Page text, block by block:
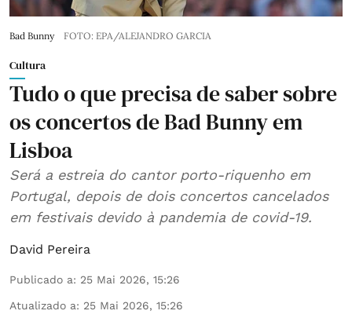
Bad Bunny FOTO: EPA/ALEJANDRO GARCIA
Cultura
Tudo o que precisa de saber sobre
os concertos de Bad Bunny em
Lisboa
Será a estreia do cantor porto-riquenho em
Portugal, depois de dois concertos cancelados
em festivais devido à pandemia de covid-19.
David Pereira
Publicado a: 25 Mai 2026, 15:26
Atualizado a: 25 Mai 2026, 15:26